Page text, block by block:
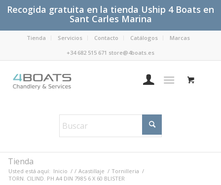
Recogida gratuita en la tienda Uship 4 Boats en
Sant Carles Marina
Tienda Servicios Contacto Catálogos
Marcas
+34 682 515 671 store@4boats.es
Tienda
Usted está aquí: Inicio / / Acastillaje / Tornilleria /
TORN. CILIND. PH A4 DIN 7985 6 X 60 BLISTER